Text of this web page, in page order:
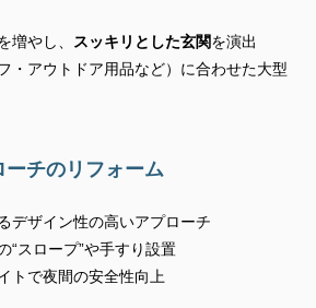
増やし、 スッキリとした玄関を演出
・アウトドア用品など）に合わせた大型
チのリフォーム
デザイン性の高いアプローチ
“スロープ”や手すり設置
トで夜間の安全性向上